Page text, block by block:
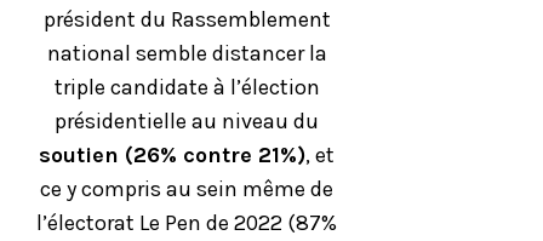
président du Rassemblement
national semble distancer la
triple candidate à l’élection
présidentielle au niveau du
soutien (26% contre 21%), et
ce y compris au sein même de
l’électorat Le Pen de 2022 (87%